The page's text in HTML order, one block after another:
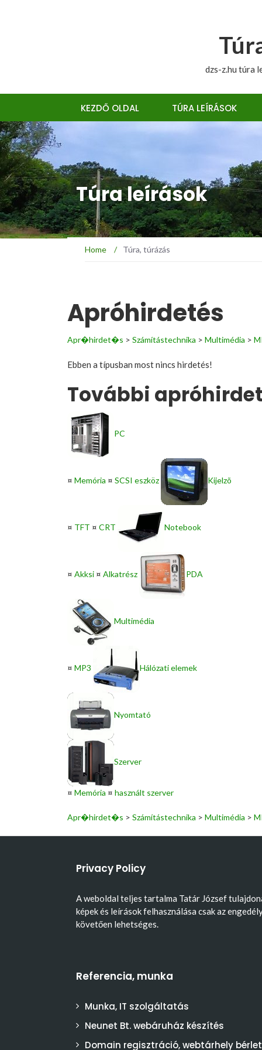
dzs-z.hu túra
KEZDŐ OLDAL TÚRA LEÍRÁSOK
Túra leírások
Home / Túra, túrázás
Apróhirdetés
Apr�hirdet�s > Számítástechnika > Multimédia >
Ebben a típusban most nincs hirdetés!
További
PC
¤ Memória ¤ SCSI eszköz Kijelzõ
¤ TFT ¤ CRT Notebook
¤ Akksi ¤ Alkatrész PDA
Multimédia
¤ MP3 Hálózati elemek
Nyomtató
Szerver
¤ Memória ¤ használt szerver
Apr�hirdet�s > Számítástechnika > Multimédia >
Privacy Policy
A weboldal teljes tartalma Tatár József
képek és leírások felhasználása csak az
követően lehetséges.
Referencia, munka
Munka, IT szolgáltatás
Neunet Bt. webáruház készítés
Domain regisztráció, webtárhely bérlet